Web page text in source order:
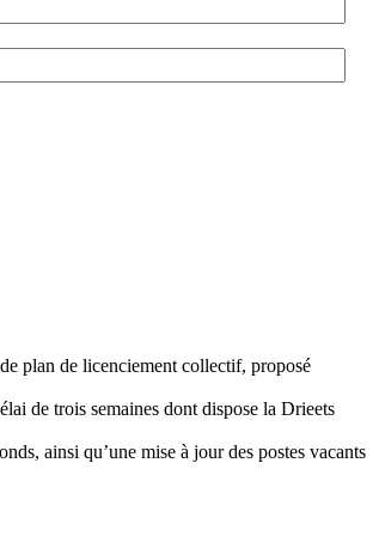
plan de licenciement collectif, proposé
de trois semaines dont dispose la Drieets
ainsi qu’une mise à jour des postes vacants